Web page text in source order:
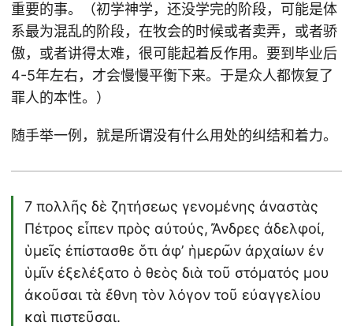
重要的事。（初学神学，还没学完的阶段，可能是体
系最为混乱的阶段，在牧会的时候或者卖弄，或者骄
傲，或者讲得太难，很可能起着反作用。要到毕业后
4-5年左右，才会慢慢平衡下来。于是众人都恢复了
罪人的本性。）
随手举一例，就是所谓没有什么用处的纠结和着力。
7 πολλῆς δὲ ζητήσεως γενομένης ἀναστὰς
Πέτρος εἶπεν πρὸς αὐτούς, Ἄνδρες ἀδελφοί,
ὑμεῖς ἐπίστασθε ὅτι ἀφʼ ἡμερῶν ἀρχαίων ἐν
ὑμῖν ἐξελέξατο ὁ θεὸς διὰ τοῦ στόματός μου
ἀκοῦσαι τὰ ἔθνη τὸν λόγον τοῦ εὐαγγελίου
καὶ πιστεῦσαι.